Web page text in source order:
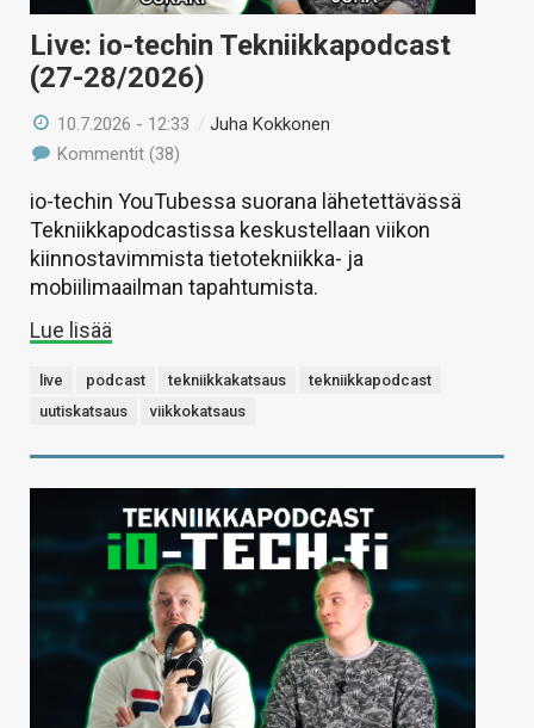
HAKU
Live: io-techin Tekniikkapodcast
(27-28/2026)
10.7.2026 - 12:33 /Juha Kokkonen
Kommentit (38)
io-techin YouTubessa suorana lähetettävässä
Tekniikkapodcastissa keskustellaan viikon
kiinnostavimmista tietotekniikka- ja
mobiilimaailman tapahtumista.
Lue lisää
live podcast tekniikkakatsaus
tekniikkapodcast
uutiskatsaus
viikkokatsaus